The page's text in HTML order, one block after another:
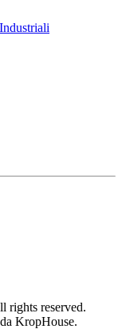
rights reserved.
da KropHouse.